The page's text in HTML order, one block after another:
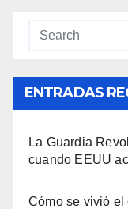
ENTRADAS
La Guardia
cuando EEUU
Cómo se vivió el